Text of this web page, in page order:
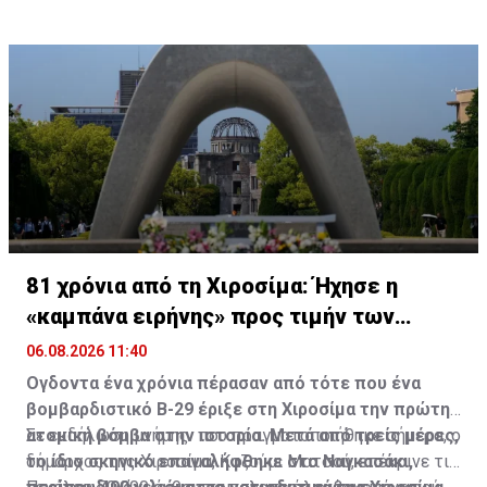
τεχνητής νοημοσύνης.
81 χρόνια από τη Χιροσίμα: Ήχησε η
«καμπάνα ειρήνης» προς τιμήν των
θυμάτων
06.08.2026 11:40
Ογδοντα έναχρόνια πέρασαν από τότε που ένα
βομβαρδιστικό B-29 έριξε στη Χιροσίμα την πρώτη
ατομική βόμβα στην ιστορία. Μετά από τρείς μέρες,
το ίδιο σκηνικό επαναλήφθηκε στο Ναγκασάκι,
Σε εκδήλωση μνήμης που πραγματοποιήθηκε σήμερα, o
δήμαρχος της Χιροσίμα, Καζούμι Ματσού, επέκρινε τις